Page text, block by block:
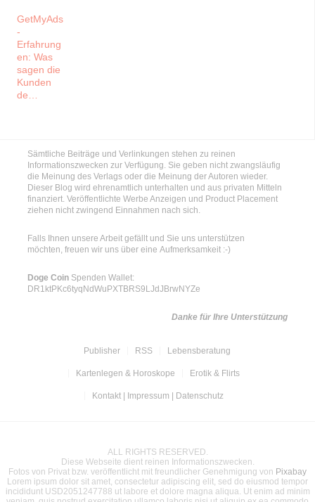
GetMyAds
-
Erfahrung
en: Was
sagen die
Kunden
de…
Sämtliche Beiträge und Verlinkungen stehen zu reinen
Informationszwecken zur Verfügung. Sie geben nicht zwangsläufig
die Meinung des Verlags oder die Meinung der Autoren wieder.
Dieser Blog wird ehrenamtlich unterhalten und aus privaten Mitteln
finanziert. Veröffentlichte Werbe Anzeigen und Product Placement
ziehen nicht zwingend Einnahmen nach sich.
Falls Ihnen unsere Arbeit gefällt und Sie uns unterstützen
möchten, freuen wir uns über eine Aufmerksamkeit :-)
Doge Coin Spenden Wallet:
DR1ktPKc6tyqNdWuPXTBRS9LJdJBrwNYZe
Danke für Ihre Unterstützung
Publisher RSS Lebensberatung
Kartenlegen & Horoskope Erotik & Flirts
Kontakt | Impressum | Datenschutz
ALL RIGHTS RESERVED.
Diese Webseite dient reinen Informationszwecken.
Fotos von Privat bzw. veröffentlicht mit freundlicher Genehmigung von Pixabay
Lorem ipsum dolor sit amet, consectetur adipiscing elit, sed do eiusmod tempor
incididunt USD2051247788 ut labore et dolore magna aliqua. Ut enim ad minim